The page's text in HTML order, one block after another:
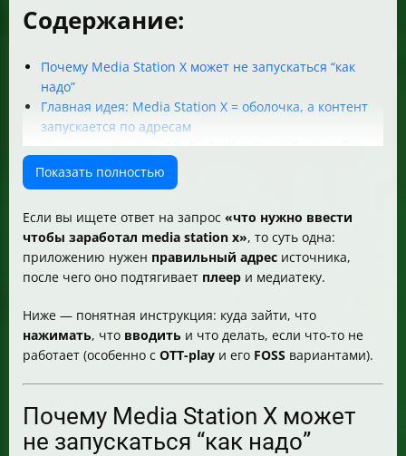
Содержание:
Почему Media Station X может не запускаться “как
надо”
Главная идея: Media Station X = оболочка, а контент
запускается по адресам
плеер
Как попасть в настройки Media Station X после
Отключите “Подтверждение ссылок”, чтобы запуск
был быстрым
Установка OTT-play FOSS “только через OTT-play”
(короткий маршрут)
Установка OTT-play FOSS в лаунчер приложений
(когда нужен “контроль”)
Как запускать Vplay и ForkPlayer через Media Station X
Где искать 4K фильмы с HDR через Media Station X
Если оригинальный ott-play работает, а FOSS — нет:
Как заменить идентификатор устройства для
установки OTT-play FOSS
Показать полностью
Если вы ищете ответ на запрос «что нужно ввести
чтобы заработал media station x», то суть одна:
приложению нужен правильный адрес источника,
после чего оно подтягивает плеер и медиатеку.
Ниже — понятная инструкция: куда зайти, что
нажимать, что вводить и что делать, если что-то не
работает (особенно с OTT-play и его FOSS вариантами).
Почему Media Station X может
не запускаться “как надо”